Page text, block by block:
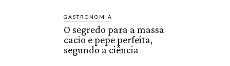
GASTRONOMIA
O segredo para a massa
cacio e pepe perfeita,
segundo a ciência